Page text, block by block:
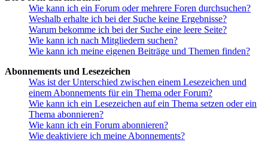
Wie kann ich ein Forum oder mehrere Foren durchsuchen?
Weshalb erhalte ich bei der Suche keine Ergebnisse?
Warum bekomme ich bei der Suche eine leere Seite?
Wie kann ich nach Mitgliedern suchen?
Wie kann ich meine eigenen Beiträge und Themen finden?
Abonnements und Lesezeichen
Was ist der Unterschied zwischen einem Lesezeichen und
einem Abonnements für ein Thema oder Forum?
Wie kann ich ein Lesezeichen auf ein Thema setzen oder ein
Thema abonnieren?
Wie kann ich ein Forum abonnieren?
Wie deaktiviere ich meine Abonnements?